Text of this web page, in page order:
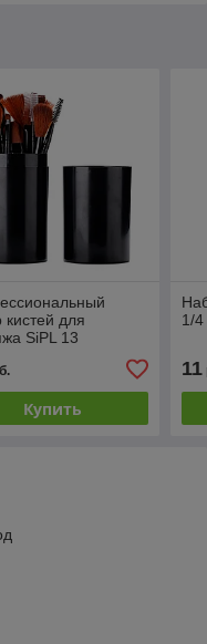
кистей для
SiPL 13
Купить
1/4
11